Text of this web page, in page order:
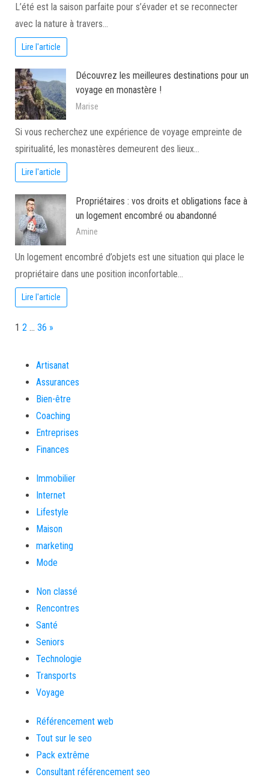
L’été est la saison parfaite pour s’évader et se reconnecter
avec la nature à travers…
Lire l'article
Découvrez les meilleures destinations pour un
voyage en monastère !
Marise
Si vous recherchez une expérience de voyage empreinte de
spiritualité, les monastères demeurent des lieux…
Lire l'article
Propriétaires : vos droits et obligations face à
un logement encombré ou abandonné
Amine
Un logement encombré d’objets est une situation qui place le
propriétaire dans une position inconfortable…
Lire l'article
Page:
1 2 … 36 Next
»
Artisanat
Assurances
Bien-être
Coaching
Entreprises
Finances
Immobilier
Internet
Lifestyle
Maison
marketing
Mode
Non classé
Rencontres
Santé
Seniors
Technologie
Transports
Voyage
Référencement web
Tout sur le seo
Pack extrême
Consultant référencement seo